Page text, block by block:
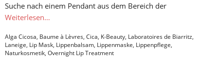
Suche nach einem Pendant aus dem Bereich der
Weiterlesen…
Alga Cicosa, Baume à Lèvres, Cica, K-Beauty, Laboratoires de Biarritz,
Laneige, Lip Mask, Lippenbalsam, Lippenmaske, Lippenpflege,
Naturkosmetik, Overnight Lip Treatment